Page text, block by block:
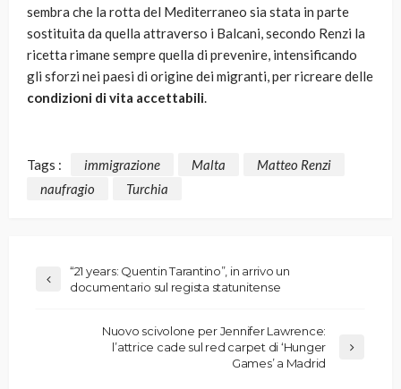
sembra che la rotta del Mediterraneo sia stata in parte
sostituita da quella attraverso i Balcani, secondo Renzi la
ricetta rimane sempre quella di prevenire, intensificando
gli sforzi nei paesi di origine dei migranti, per ricreare delle
condizioni di vita accettabili.
Tags : immigrazione Malta
Matteo Renzi
naufragio
Turchia
“21 years: Quentin Tarantino”, in arrivo un
documentario sul regista statunitense
Nuovo scivolone per Jennifer Lawrence:
l’attrice cade sul red carpet di ‘Hunger
Games’ a Madrid